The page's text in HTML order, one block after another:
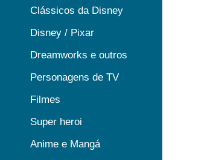
Clássicos da Disney
Disney / Pixar
Dreamworks e outros
Personagens de TV
Filmes
Super heroi
Anime e Mangá